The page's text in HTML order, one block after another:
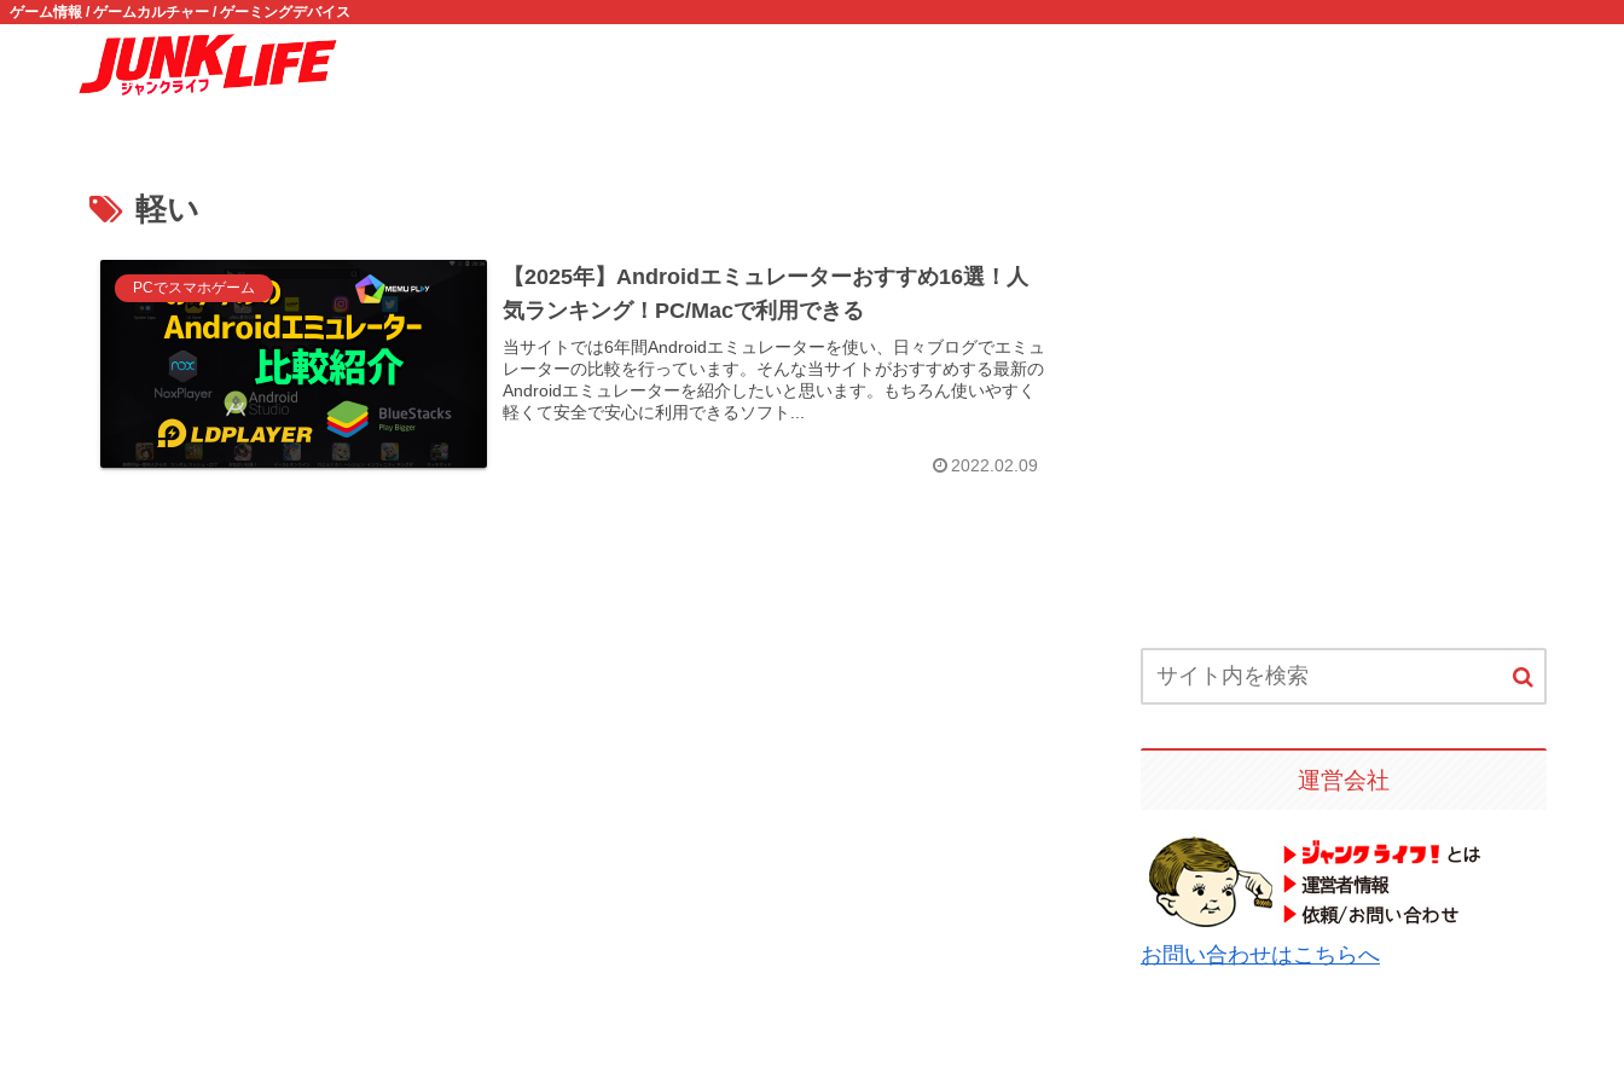
ゲーム情報 / ゲームカルチャー / ゲーミングデバイス
軽い
PCでスマホゲーム
【2025年】Androidエミュレーターおすすめ16選！人
気ランキング！PC/Macで利用できる
当サイトでは6年間Androidエミュレーターを使い、日々ブログでエミュ
レーターの比較を行っています。そんな当サイトがおすすめする最新の
Androidエミュレーターを紹介したいと思います。もちろん使いやすく
軽くて安全で安心に利用できるソフト...
2022.02.09
運営会社
お問い合わせはこちらへ